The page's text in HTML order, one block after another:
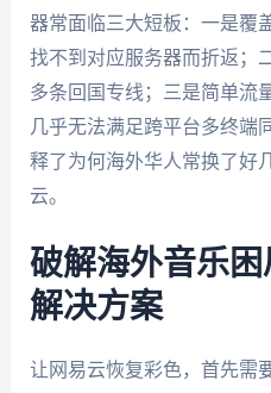
器常面临三大短板：一是覆
找不到对应服务器而折返；
多条回国专线；三是简单流
几乎无法满足跨平台多终端
释了为何海外华人常换了好
云。
破解海外音乐
解决方案
让网易云恢复彩色，首先需